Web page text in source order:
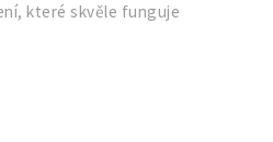
které skvěle funguje